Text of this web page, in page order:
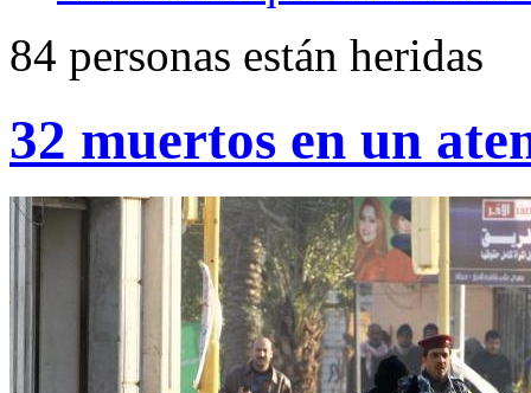
84 personas están heridas
32 muertos en un